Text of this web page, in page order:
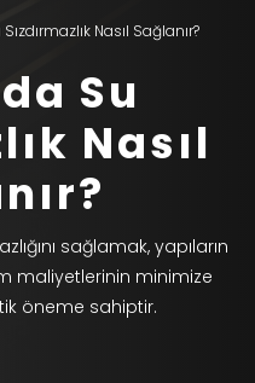
Nasıl Sağlanır?
Su
Nasıl
sağlamak, yapıların
maliyetlerinin minimize
öneme sahiptir.